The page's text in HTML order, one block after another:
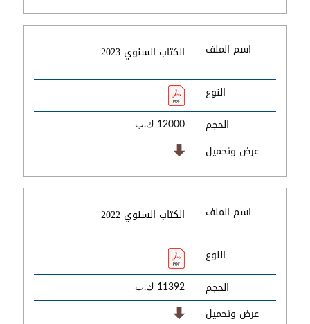
اسم الملف الكتاب السنوي 2023
النوع
الحجم
12000 ك.ب
عرض وتحميل
اسم الملف الكتاب السنوي 2022
النوع
الحجم
11392 ك.ب
عرض وتحميل